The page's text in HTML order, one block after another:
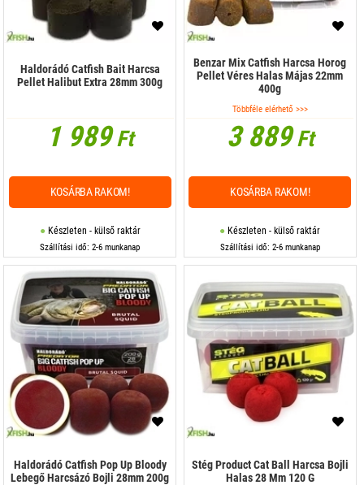
Pellet
Pop Up
Por Dip
Pufi
Stick mix
Száraz magok
Színezék, édesítő
Haldorádó Catfish Bait Harcsa
Pellet Halibut Extra 28mm 300g
1 989Ft
Készleten - külső raktár
Szállítási idő: 2-6 munkanap
KOSÁRBA RAKOM!
Benzar Mix Catfish Harcsa Horog
Pellet Véres Halas Májas 22mm
400g
Többféle elérhető >>>
3 889Ft
Készleten - külső raktár
Szállítási idő: 2-6 munkanap
KOSÁRBA RAKOM!
Haldorádó Catfish Pop Up Bloody
Lebegő Harcsázó Bojli 28mm 200g
Stég Product Cat Ball Harcsa Bojli
Halas 28 Mm 120 G